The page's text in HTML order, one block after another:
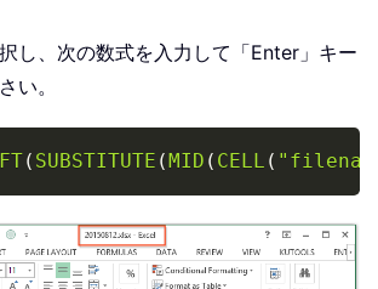
し、次の数式を入力して「Enter」キー
い。
( SUBSTITUTE (MID ( CELL (Copy